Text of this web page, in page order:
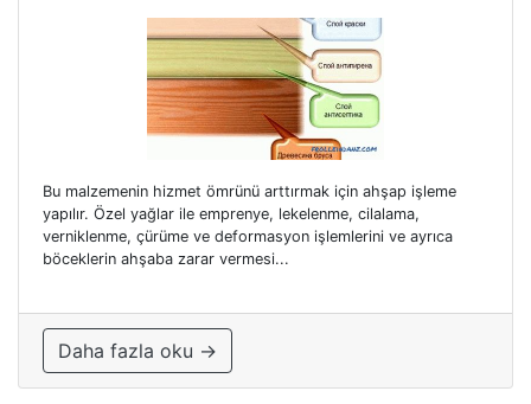
Bu malzemenin hizmet ömrünü arttırmak için ahşap işleme
yapılır. Özel yağlar ile emprenye, lekelenme, cilalama,
verniklenme, çürüme ve deformasyon işlemlerini ve ayrıca
böceklerin ahşaba zarar vermesi...
Daha fazla oku →